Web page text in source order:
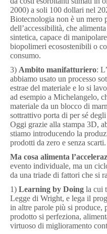
2000) a soli 100 dollari nel
Biotecnologia non è un mero
dell’accessibilità, che
sintetica, capace di
biopolimeri ecosostenibili o
consumo.
3) Ambito manifatturiero:
abbiamo usato un processo
estrae del materiale e lo si
ad esempio a Michelangelo,
materiale da un blocco di
sottrattivo porta di per sé
Oggi grazie alla stampa 3D,
stiamo introducendo la
prodotti da zero e senza scarti.
Ma cosa alimenta
evento individuale, ma un
da una triade di fattori che si
1) Learning by Doing la cui
Legge di Wright, e lega il
in altre parole più si produce,
prodotto si perfeziona,
virtuoso di miglioramento